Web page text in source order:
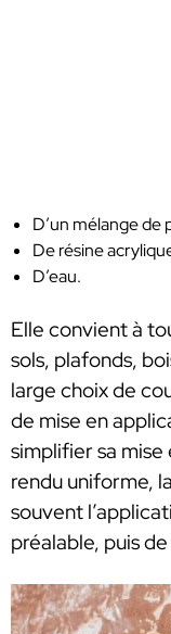
D’un mélange de
De résine
D’eau.
Elle convient à
sols, plafonds,
large choix de
de mise en
simplifier sa
rendu uniforme,
souvent
préalable, puis